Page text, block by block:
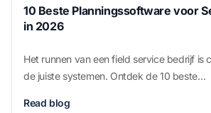
10 Beste Planningssoftware voor
in 2026
Het runnen van een field service bedrijf is
de juiste systemen. Ontdek de 10 beste
wat past bij jouw organisatie.
Read blog